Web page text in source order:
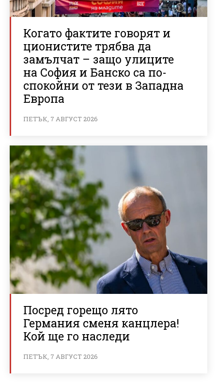
Когато фактите говорят и
ционистите трябва да
замълчат – защо улиците
на София и Банско са по-
спокойни от тези в Западна
Европа
ПЕТЪК, 7 АВГУСТ 2026
Посред горещо лято
Германия сменя канцлера!
Кой ще го наследи
ПЕТЪК, 7 АВГУСТ 2026